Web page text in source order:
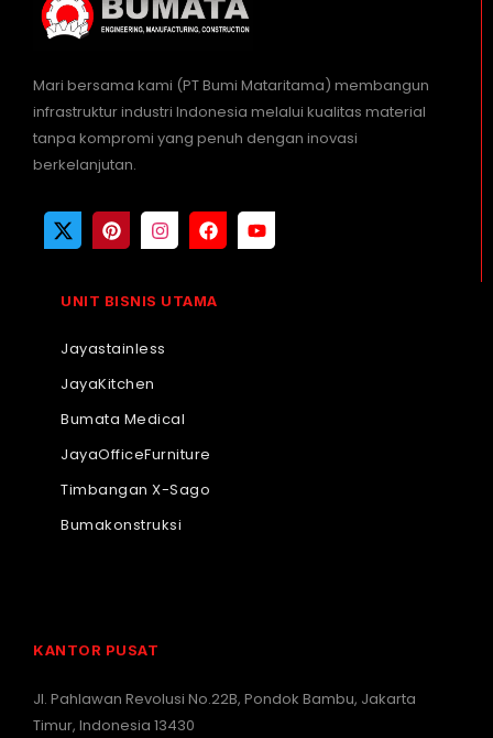
Mari bersama kami (PT Bumi Mataritama) membangun
infrastruktur industri Indonesia melalui kualitas material
tanpa kompromi yang penuh dengan inovasi
berkelanjutan.
UNIT BISNIS UTAMA
Jayastainless
JayaKitchen
Bumata Medical
JayaOfficeFurniture
Timbangan X-Sago
Bumakonstruksi
KANTOR PUSAT
Jl. Pahlawan Revolusi No.22B, Pondok Bambu, Jakarta
Timur, Indonesia 13430